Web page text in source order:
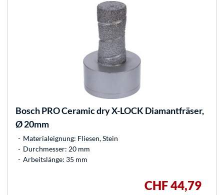
BoschPRO Ceramic dry X-LOCK Diamantfräser,
Ø 20mm
Materialeignung: Fliesen, Stein
Durchmesser: 20 mm
Arbeitslänge: 35 mm
CHF 44,79